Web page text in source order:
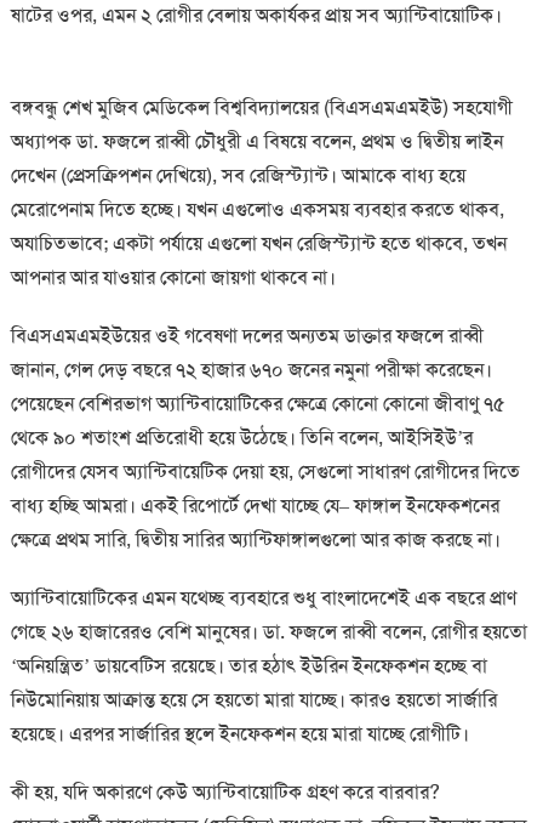
ষাটের ওপর, এমন ২ রোগীর বেলায় অকার্যকর প্রায় সব অ্যান্টিবায়োটিক।
বঙ্গবন্ধু শেখ মুজিব মেডিকেল বিশ্ববিদ্যালয়ের (বিএসএমএমইউ) সহযোগী
অধ্যাপক ডা. ফজলে রাব্বী চৌধুরী এ বিষয়ে বলেন, প্রথম ও দ্বিতীয় লাইন
দেখেন (প্রেসক্রিপশন দেখিয়ে), সব রেজিস্ট্যান্ট। আমাকে বাধ্য হয়ে
মেরোপেনাম দিতে হচ্ছে। যখন এগুলোও একসময় ব্যবহার করতে থাকব,
অযাচিতভাবে; একটা পর্যায়ে এগুলো যখন রেজিস্ট্যান্ট হতে থাকবে, তখন
আপনার আর যাওয়ার কোনো জায়গা থাকবে না।
বিএসএমএমইউয়ের ওই গবেষণা দলের অন্যতম ডাক্তার ফজলে রাব্বী
জানান, গেল দেড় বছরে ৭২ হাজার ৬৭০ জনের নমুনা পরীক্ষা করেছেন।
পেয়েছেন বেশিরভাগ অ্যান্টিবায়োটিকের ক্ষেত্রে কোনো কোনো জীবাণু ৭৫
থেকে ৯০ শতাংশ প্রতিরোধী হয়ে উঠেছে। তিনি বলেন, আইসিইউ’র
রোগীদের যেসব অ্যান্টিবায়েটিক দেয়া হয়, সেগুলো সাধারণ রোগীদের দিতে
বাধ্য হচ্ছি আমরা। একই রিপোর্টে দেখা যাচ্ছে যে– ফাঙ্গাল ইনফেকশনের
ক্ষেত্রে প্রথম সারি, দ্বিতীয় সারির অ্যান্টিফাঙ্গালগুলো আর কাজ করছে না।
অ্যান্টিবায়োটিকের এমন যথেচ্ছ ব্যবহারে শুধু বাংলাদেশেই এক বছরে প্রাণ
গেছে ২৬ হাজারেরও বেশি মানুষের। ডা. ফজলে রাব্বী বলেন, রোগীর হয়তো
‘অনিয়ন্ত্রিত’ ডায়বেটিস রয়েছে। তার হঠাৎ ইউরিন ইনফেকশন হচ্ছে বা
নিউমোনিয়ায় আক্রান্ত হয়ে সে হয়তো মারা যাচ্ছে। কারও হয়তো সার্জারি
হয়েছে। এরপর সার্জারির স্থলে ইনফেকশন হয়ে মারা যাচ্ছে রোগীটি।
কী হয়, যদি অকারণে কেউ অ্যান্টিবায়োটিক গ্রহণ করে বারবার?